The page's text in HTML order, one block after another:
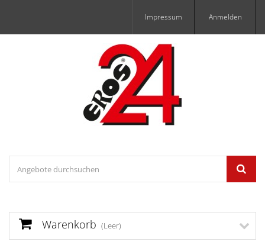
Anmelden
Impressum
Warenkorb (Leer)